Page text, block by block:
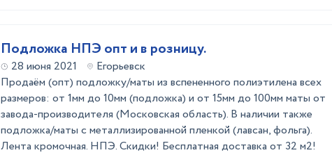
Подложка НПЭ опт и в розницу.
28 июня 2021
Егорьевск
Продаём (опт) подложку/маты из вспененного полиэтилена всех
размеров: от 1мм до 10мм (подложка) и от 15мм до 100мм маты от
завода-производителя (Московская область). В наличии также
подложка/маты с металлизированной пленкой (лавсан, фольга).
Лента кромочная. НПЭ. Скидки! Бесплатная доставка от 32 м2!